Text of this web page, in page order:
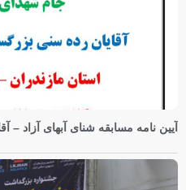
آیین نامه مسابقه شنای آبهای آزاد –